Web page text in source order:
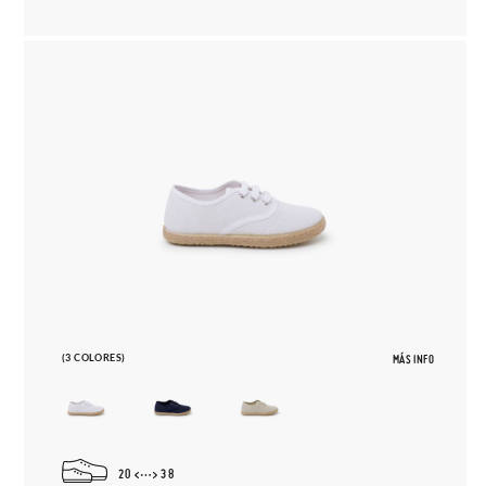
(3 COLORES) MÁS INFO
20 38